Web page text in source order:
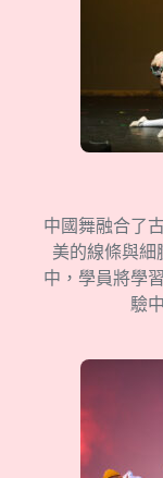
中國舞融合了
美的線條與細
中，學員將學
驗